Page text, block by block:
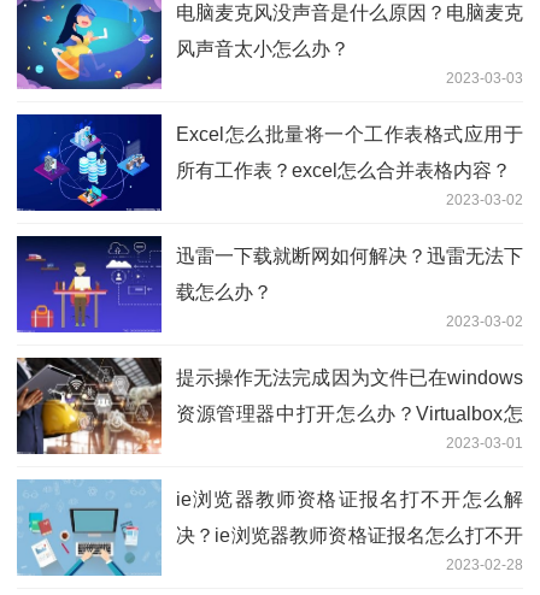
电脑麦克风没声音是什么原因？电脑麦克
风声音太小怎么办？
2023-03-03
Excel怎么批量将一个工作表格式应用于
所有工作表？excel怎么合并表格内容？
2023-03-02
迅雷一下载就断网如何解决？迅雷无法下
载怎么办？
2023-03-02
提示操作无法完成因为文件已在windows
资源管理器中打开怎么办？Virtualbox怎
2023-03-01
ie浏览器教师资格证报名打不开怎么解
决？ie浏览器教师资格证报名怎么打不开
2023-02-28